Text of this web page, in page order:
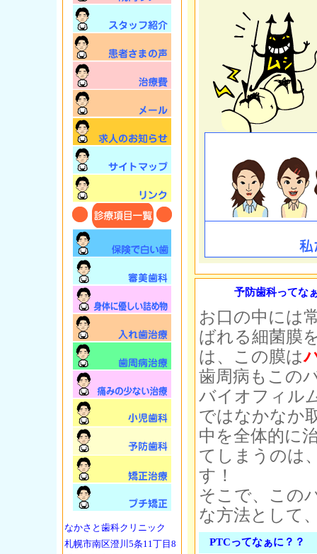
予防歯科ってな
お口の中には
ばれる細菌膜
は、この膜は
歯周病もこの
バイオフィル
ではなかなか
中を全体的に
てしまうのは
す！
そこで、この
な方法として
PTCってなぁに？？
なかさと歯科クリニック
札幌市南区澄川5条11丁目8